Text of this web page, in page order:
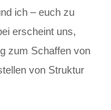
ich – euch zu
erscheint uns,
zum Schaffen von
von Struktur